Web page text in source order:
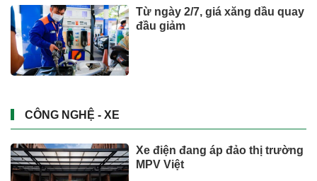
Từ ngày 2/7, giá xăng dầu quay
đầu giảm
CÔNG NGHỆ - XE
Xe điện đang áp đảo thị trường
MPV Việt